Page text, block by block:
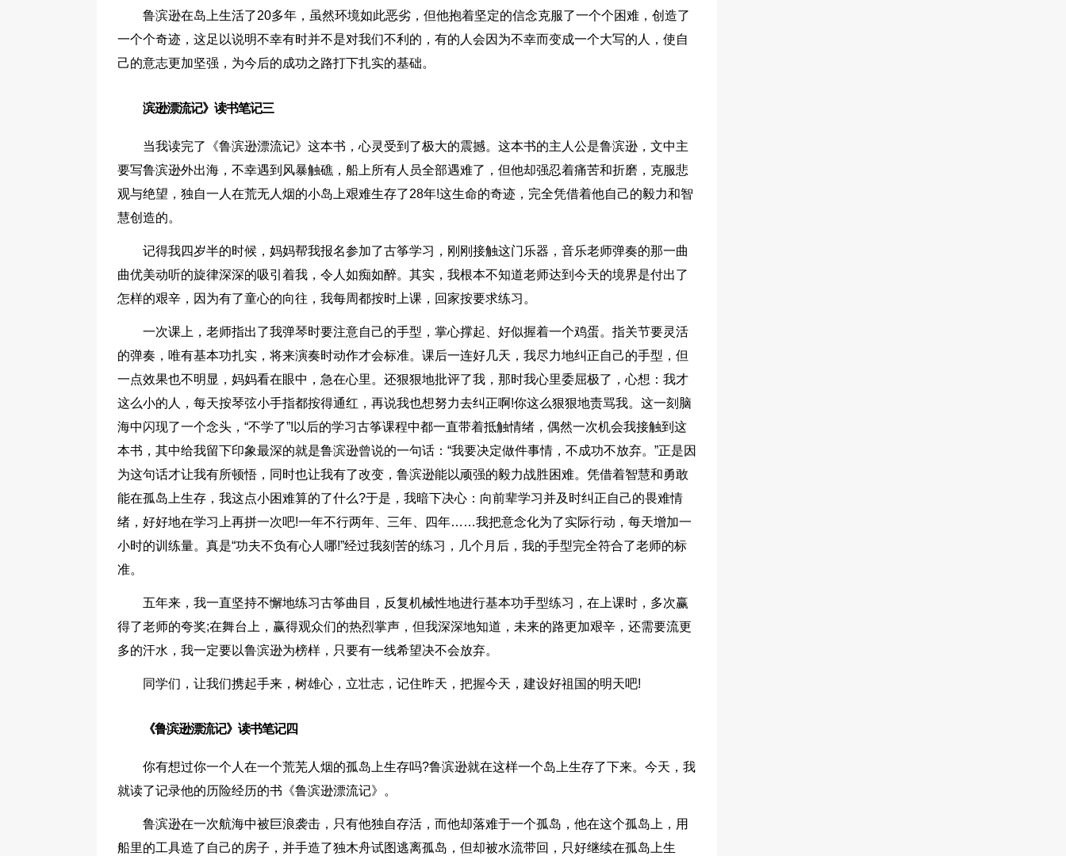
鲁滨逊在岛上生活了20多年，虽然环境如此恶劣，但他抱着坚定的信念克服了一个个困难，创造了
一个个奇迹，这足以说明不幸有时并不是对我们不利的，有的人会因为不幸而变成一个大写的人，使自
己的意志更加坚强，为今后的成功之路打下扎实的基础。
滨逊漂流记》读书笔记三
当我读完了《鲁滨逊漂流记》这本书，心灵受到了极大的震撼。这本书的主人公是鲁滨逊，文中主
要写鲁滨逊外出海，不幸遇到风暴触礁，船上所有人员全部遇难了，但他却强忍着痛苦和折磨，克服悲
观与绝望，独自一人在荒无人烟的小岛上艰难生存了28年!这生命的奇迹，完全凭借着他自己的毅力和智
慧创造的。
记得我四岁半的时候，妈妈帮我报名参加了古筝学习，刚刚接触这门乐器，音乐老师弹奏的那一曲
曲优美动听的旋律深深的吸引着我，令人如痴如醉。其实，我根本不知道老师达到今天的境界是付出了
怎样的艰辛，因为有了童心的向往，我每周都按时上课，回家按要求练习。
一次课上，老师指出了我弹琴时要注意自己的手型，掌心撑起、好似握着一个鸡蛋。指关节要灵活
的弹奏，唯有基本功扎实，将来演奏时动作才会标准。课后一连好几天，我尽力地纠正自己的手型，但
一点效果也不明显，妈妈看在眼中，急在心里。还狠狠地批评了我，那时我心里委屈极了，心想：我才
这么小的人，每天按琴弦小手指都按得通红，再说我也想努力去纠正啊!你这么狠狠地责骂我。这一刻脑
海中闪现了一个念头，“不学了”!以后的学习古筝课程中都一直带着抵触情绪，偶然一次机会我接触到这
本书，其中给我留下印象最深的就是鲁滨逊曾说的一句话：“我要决定做件事情，不成功不放弃。”正是因
为这句话才让我有所顿悟，同时也让我有了改变，鲁滨逊能以顽强的毅力战胜困难。凭借着智慧和勇敢
能在孤岛上生存，我这点小困难算的了什么?于是，我暗下决心：向前辈学习并及时纠正自己的畏难情
绪，好好地在学习上再拼一次吧!一年不行两年、三年、四年……我把意念化为了实际行动，每天增加一
小时的训练量。真是“功夫不负有心人哪!”经过我刻苦的练习，几个月后，我的手型完全符合了老师的标
准。
五年来，我一直坚持不懈地练习古筝曲目，反复机械性地进行基本功手型练习，在上课时，多次赢
得了老师的夸奖;在舞台上，赢得观众们的热烈掌声，但我深深地知道，未来的路更加艰辛，还需要流更
多的汗水，我一定要以鲁滨逊为榜样，只要有一线希望决不会放弃。
同学们，让我们携起手来，树雄心，立壮志，记住昨天，把握今天，建设好祖国的明天吧!
《鲁滨逊漂流记》读书笔记四
你有想过你一个人在一个荒芜人烟的孤岛上生存吗?鲁滨逊就在这样一个岛上生存了下来。今天，我
就读了记录他的历险经历的书《鲁滨逊漂流记》。
鲁滨逊在一次航海中被巨浪袭击，只有他独自存活，而他却落难于一个孤岛，他在这个孤岛上，用
船里的工具造了自己的房子，并手造了独木舟试图逃离孤岛，但却被水流带回，只好继续在孤岛上生